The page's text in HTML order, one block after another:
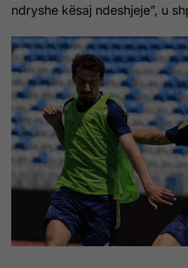
ndryshe kësaj ndeshjeje”, u